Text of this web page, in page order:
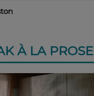
À LA PROSE